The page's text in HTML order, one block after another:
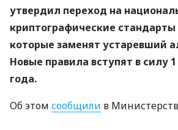
утвердил переход на
криптографические
которые заменят устаревший
Новые правила вступят в силу
года.
Об этом сообщили в